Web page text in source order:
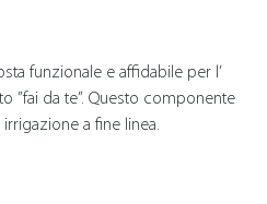
funzionale e affidabile per l’
”fai da te”. Questo componente
a fine linea.